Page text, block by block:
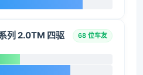
列 2.0TM 四驱
68 位车友